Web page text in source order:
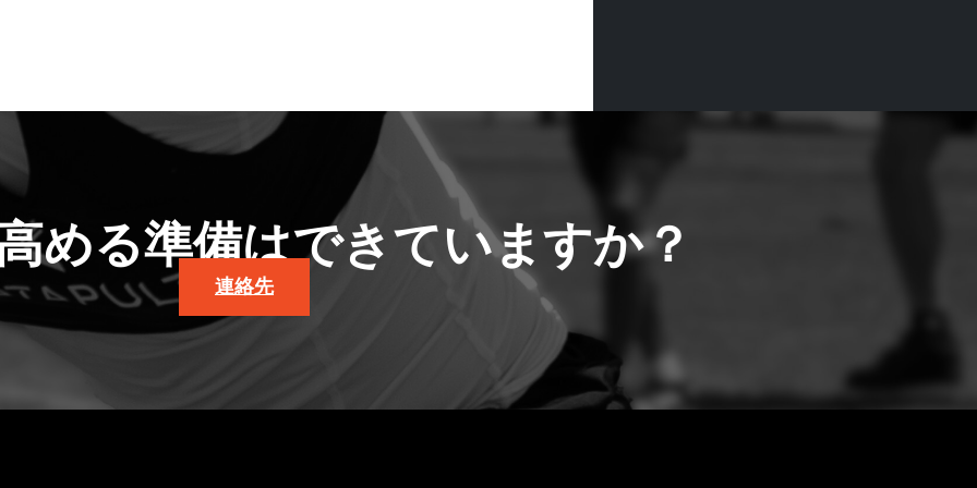
める準備はできていますか？
連絡先